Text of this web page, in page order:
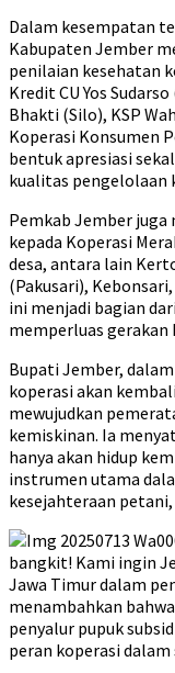
Dalam kesempatan
Kabupaten Jember
penilaian kesehatan
Kredit CU Yos
Bhakti (Silo), KSP
Koperasi Konsumen
bentuk apresiasi
kualitas pengelolaan
Pemkab Jember juga
kepada Koperasi
desa, antara lain
(Pakusari),
ini menjadi bagian
memperluas gerakan
Bupati Jember,
koperasi akan
mewujudkan
kemiskinan. Ia
hanya akan hidup
instrumen utama
kesejahteraan
bangkit! Kami ingin
Jawa Timur dalam
menambahkan
penyalur pupuk
peran koperasi